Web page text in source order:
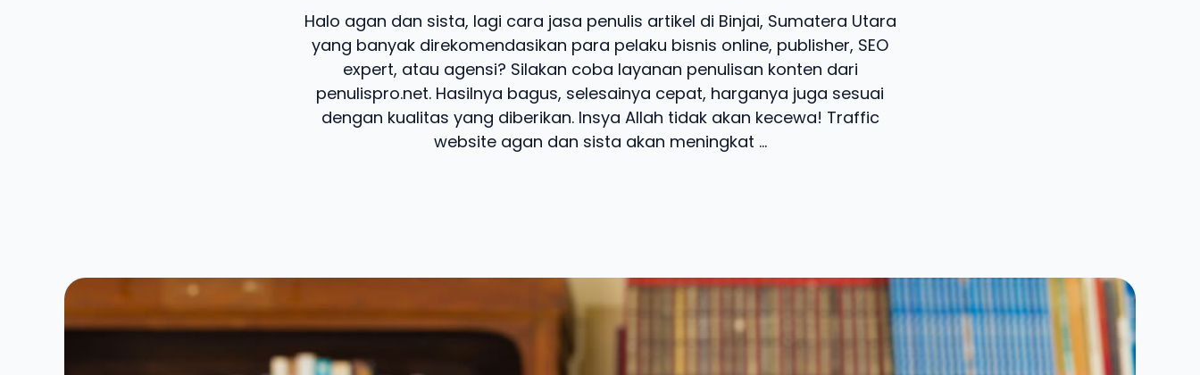
Halo agan dan sista, lagi cara jasa penulis artikel di Binjai, Sumatera Utara
yang banyak direkomendasikan para pelaku bisnis online, publisher, SEO
expert, atau agensi? Silakan coba layanan penulisan konten dari
penulispro.net. Hasilnya bagus, selesainya cepat, harganya juga sesuai
dengan kualitas yang diberikan. Insya Allah tidak akan kecewa! Traffic
website agan dan sista akan meningkat ...